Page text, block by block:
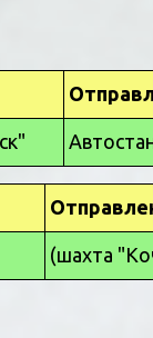
(шахта